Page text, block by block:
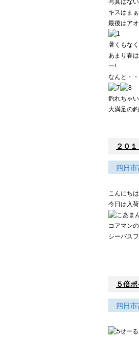
写真はな
キスはま
最後はア
暑くもな
あまり春
ー!
なんと・
釣れちゃ
大満足の
２０
四日
こんにち
今日は入
コアマン
シーバス
５倍
四日